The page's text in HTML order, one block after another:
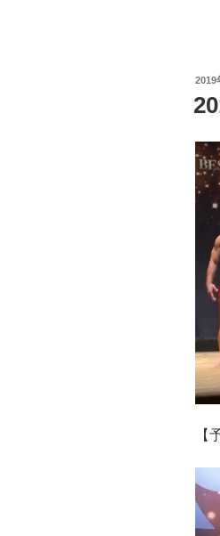
投
日:
2019
【
画
プ